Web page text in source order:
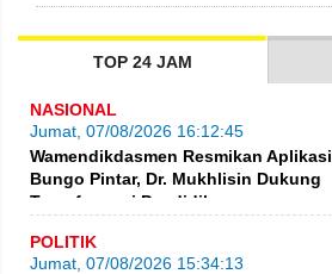
TOP 24 JAM
NASIONAL
Jumat, 07/08/2026 16:12:45
Wamendikdasmen Resmikan Aplikasi
Bungo Pintar, Dr. Mukhlisin Dukung
Transformasi Pendidikan
POLITIK
Jumat, 07/08/2026 15:34:13